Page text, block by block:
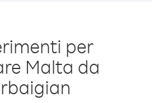
per
Malta da